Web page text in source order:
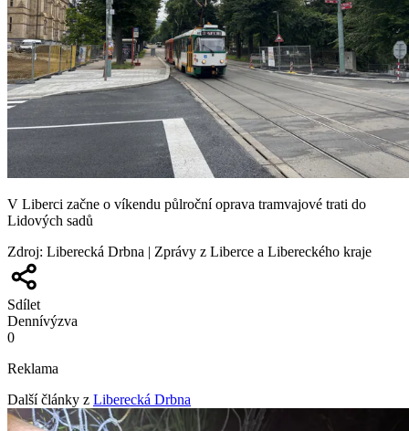
V Liberci začne o víkendu půlroční oprava tramvajové trati do
Lidových sadů
Zdroj: Liberecká Drbna | Zprávy z Liberce a Libereckého kraje
Sdílet
Dennívýzva
0
Reklama
Další články z Liberecká Drbna